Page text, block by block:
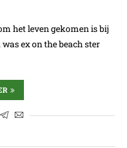
het leven gekomen is bij
ex on the beach ster